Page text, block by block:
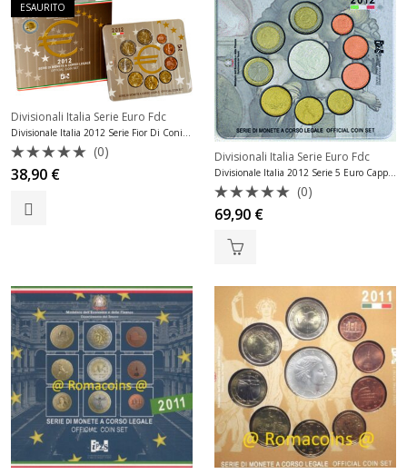
ESAURITO
Divisionali Italia Serie Euro Fdc
Divisionale Italia 2012 Serie Fior Di Conio Fdc
Valutato
0
su
(0)
38,90 €
Divisionali Italia Serie Euro Fdc
Divisionale Italia 2012 Serie 5 Euro Cappella Sistina Fdc
Valutato
0
su
(0)
69,90 €